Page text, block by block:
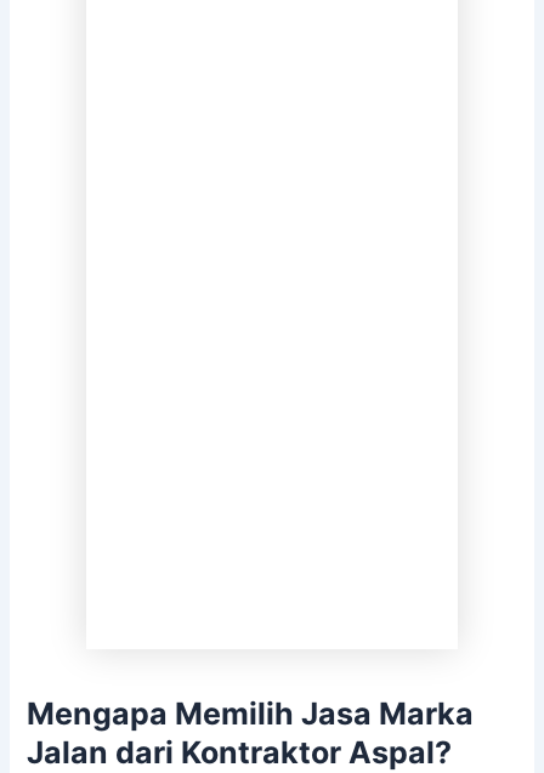
Mengapa Memilih Jasa Marka
Jalan dari Kontraktor Aspal?